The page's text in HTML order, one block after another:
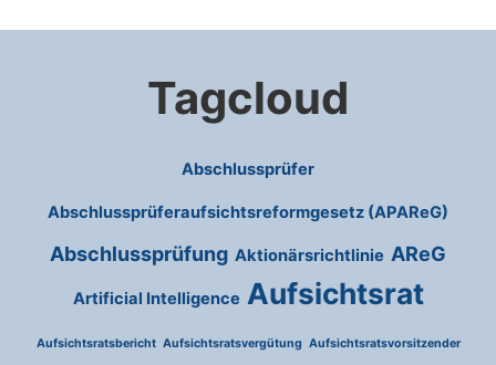
Tagcloud
Abschlussprüfer
Abschlussprüferaufsichtsreformgesetz (APAReG)
Abschlussprüfung Aktionärsrichtlinie AReG
Artificial Intelligence Aufsichtsrat
Aufsichtsratsbericht Aufsichtsratsvergütung Aufsichtsratsvorsitzender